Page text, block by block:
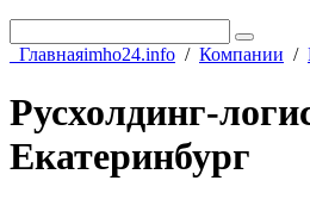
Главнаяimho24.info / Компании /
Русхолдинг-
Екатеринбург